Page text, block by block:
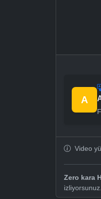
A
Video
Zero kara